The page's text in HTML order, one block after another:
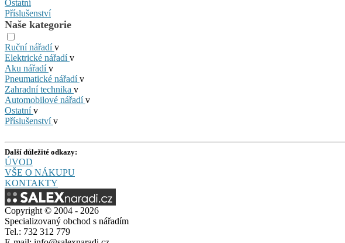
Ostatní
Příslušenství
Naše kategorie
Ruční nářadív
Elektrické nářadív
Aku nářadív
Pneumatické nářadív
Zahradní technika v
Automobilové nářadív
Ostatnív
Příslušenstvív
Další důležité odkazy:
ÚVOD
VŠE O NÁKUPU
KONTAKTY
Copyright © 2004 - 2026
Specializovaný obchod s nářadím
Tel.: 732 312 779